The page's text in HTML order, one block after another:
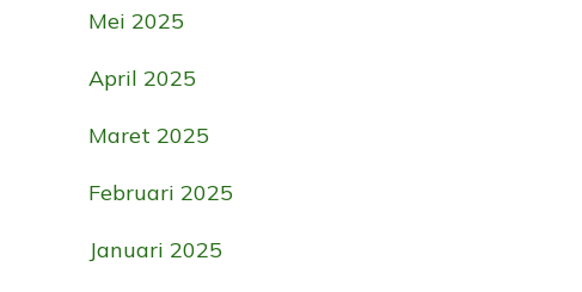
Mei 2025
April 2025
Maret 2025
Februari 2025
Januari 2025